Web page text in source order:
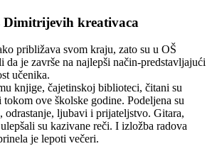
Dimitrijevih kreativaca
približava svom kraju, zato su u OŠ
je završe na najlepši način-predstavljajući
učenika.
knjige, čajetinskoj biblioteci, čitani su
ove školske godine. Podeljena su
odrastanje, ljubavi i prijateljstvo. Gitara,
su kazivane reči. I izložba radova
je lepoti večeri.